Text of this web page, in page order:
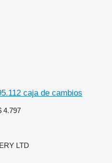
caja de cambios
4.797
LTD